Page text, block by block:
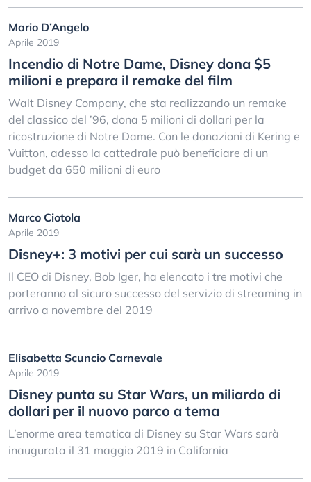
Mario D’Angelo
Aprile 2019
Incendio di Notre Dame, Disney dona $5
milioni e prepara il remake del film
Walt Disney Company, che sta realizzando un remake
del classico del ’96, dona 5 milioni di dollari per la
ricostruzione di Notre Dame. Con le donazioni di Kering e
Vuitton, adesso la cattedrale può beneficiare di un
budget da 650 milioni di euro
Marco Ciotola
Aprile 2019
Disney+: 3 motivi per cui sarà un successo
Il CEO di Disney, Bob Iger, ha elencato i tre motivi che
porteranno al sicuro successo del servizio di streaming in
arrivo a novembre del 2019
Elisabetta Scuncio Carnevale
Aprile 2019
Disney punta su Star Wars, un miliardo di
dollari per il nuovo parco a tema
L’enorme area tematica di Disney su Star Wars sarà
inaugurata il 31 maggio 2019 in California